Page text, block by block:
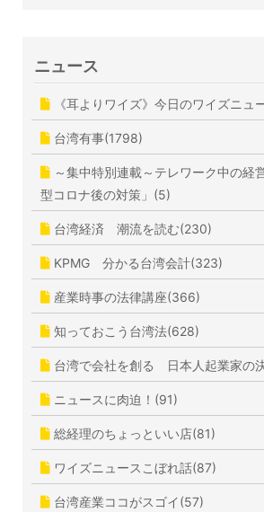
ニュース
《耳よりワイズ》今日のワイズニュ
台湾有事(1798)
～集中特別連載～テレワーク中の経
型コロナ後の対策」(5)
台湾経済 潮流を読む(230)
KPMG 分かる台湾会計(323)
産業時事の法律講座(366)
知っておこう台湾法(628)
台湾で会社を創る 日本人起業家の
ニュースに肉迫！(91)
総経理のちょっといい店(81)
ワイズニュースこぼれ話(87)
台湾産業ココがスゴイ(57)